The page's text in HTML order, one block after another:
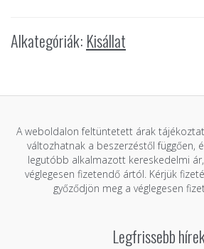
Alkategóriák: Kisállat
A weboldalon feltüntetett árak
változhatnak a beszerzéstől függően,
legutóbb alkalmazott kereskedelmi
véglegesen fizetendő ártól. Kérjük
győződjön meg a véglegesen
Legfrissebb